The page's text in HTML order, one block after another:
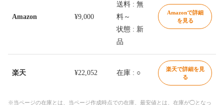
Amazon ¥9,000
送料 : 無
料～
状態 : 新
品
Amazonで詳細
を見る
楽天 ¥22,052 在庫 : ○
楽天で詳細を見
る
※当ページの在庫とは、当ページ作成時点での在庫、最安値とは、在庫が◯となっ